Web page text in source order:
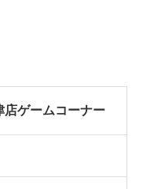
店ゲームコーナー